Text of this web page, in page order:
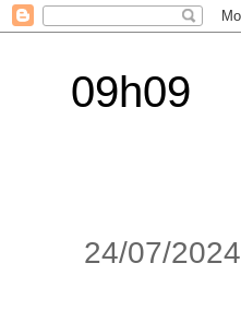
09h09
24/07/2024